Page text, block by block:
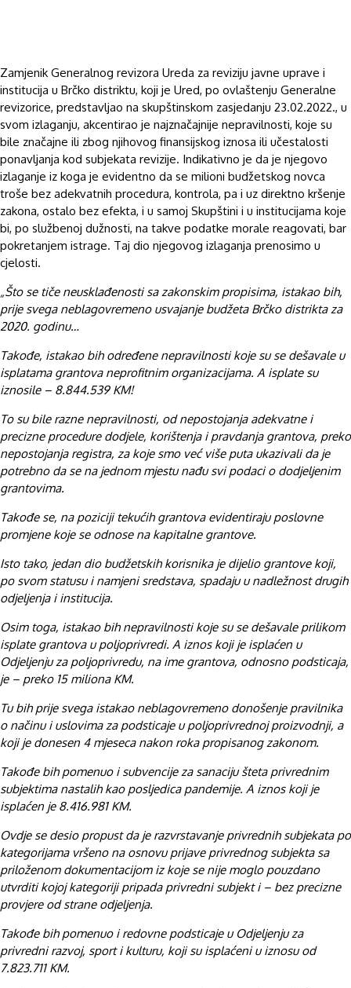
Zamjenik Generalnog revizora Ureda za reviziju javne uprave i
institucija u Brčko distriktu, koji je Ured, po ovlaštenju Generalne
revizorice, predstavljao na skupštinskom zasjedanju 23.02.2022., u
svom izlaganju, akcentirao je najznačajnije nepravilnosti, koje su
bile značajne ili zbog njihovog finansijskog iznosa ili učestalosti
ponavljanja kod subjekata revizije. Indikativno je da je njegovo
izlaganje iz koga je evidentno da se milioni budžetskog novca
troše bez adekvatnih procedura, kontrola, pa i uz direktno kršenje
zakona, ostalo bez efekta, i u samoj Skupštini i u institucijama koje
bi, po službenoj dužnosti, na takve podatke morale reagovati, bar
pokretanjem istrage. Taj dio njegovog izlaganja prenosimo u
cjelosti.
„Što se tiče neusklađenosti sa zakonskim propisima, istakao bih,
prije svega neblagovremeno usvajanje budžeta Brčko distrikta za
2020. godinu…
Takođe, istakao bih određene nepravilnosti koje su se dešavale u
isplatama grantova neprofitnim organizacijama. A isplate su
iznosile – 8.844.539 KM!
To su bile razne nepravilnosti, od nepostojanja adekvatne i
precizne procedure dodjele, korištenja i pravdanja grantova, preko
nepostojanja registra, za koje smo već više puta ukazivali da je
potrebno da se na jednom mjestu nađu svi podaci o dodjeljenim
grantovima.
Takođe se, na poziciji tekućih grantova evidentiraju poslovne
promjene koje se odnose na kapitalne grantove.
Isto tako, jedan dio budžetskih korisnika je dijelio grantove koji,
po svom statusu i namjeni sredstava, spadaju u nadležnost drugih
odjeljenja i institucija.
Osim toga, istakao bih nepravilnosti koje su se dešavale prilikom
isplate grantova u poljoprivredi. A iznos koji je isplaćen u
Odjeljenju za poljoprivredu, na ime grantova, odnosno podsticaja,
je – preko 15 miliona KM.
Tu bih prije svega istakao neblagovremeno donošenje pravilnika
o načinu i uslovima za podsticaje u poljoprivrednoj proizvodnji, a
koji je donesen 4 mjeseca nakon roka propisanog zakonom.
Takođe bih pomenuo i subvencije za sanaciju šteta privrednim
subjektima nastalih kao posljedica pandemije. A iznos koji je
isplaćen je 8.416.981 KM.
Ovdje se desio propust da je razvrstavanje privrednih subjekata po
kategorijama vršeno na osnovu prijave privrednog subjekta sa
priloženom dokumentacijom iz koje se nije moglo pouzdano
utvrditi kojoj kategoriji pripada privredni subjekt i – bez precizne
provjere od strane odjeljenja.
Takođe bih pomenuo i redovne podsticaje u Odjeljenju za
privredni razvoj, sport i kulturu, koji su isplaćeni u iznosu od
7.823.711 KM.